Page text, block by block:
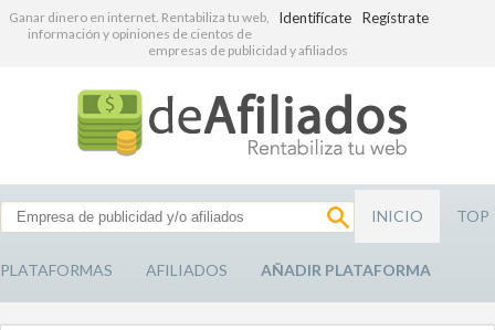
Identifícate Regístrate
Ganar dinero en internet. Rentabiliza tu web,
información y opiniones de cientos de
empresas de publicidad y afiliados
INICIO TOP
PLATAFORMAS AFILIADOS AÑADIR PLATAFORMA